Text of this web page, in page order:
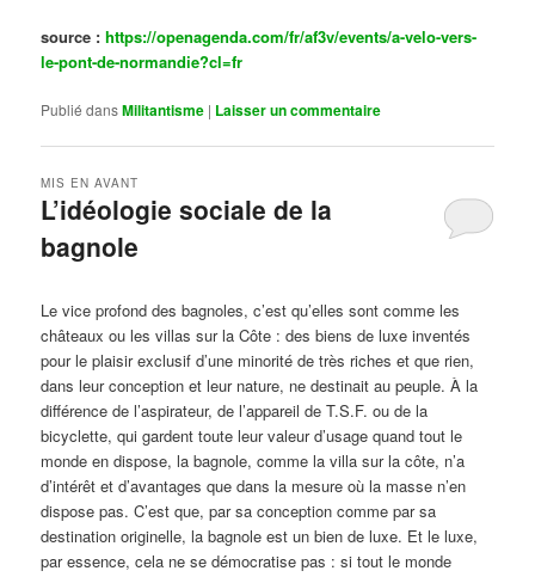
source :https://openagenda.com/fr/af3v/events/a-velo-vers-
le-pont-de-normandie?cl=fr
Publié dansMilitantisme | Laisser un commentaire
L’idéologie sociale de la
bagnole
MIS EN AVANT
Le vice profond des bagnoles, c’est qu’elles sont comme les
châteaux ou les villas sur la Côte : des biens de luxe inventés
pour le plaisir exclusif d’une minorité de très riches et que rien,
dans leur conception et leur nature, ne destinait au peuple. À la
différence de l’aspirateur, de l’appareil de T.S.F. ou de la
bicyclette, qui gardent toute leur valeur d’usage quand tout le
monde en dispose, la bagnole, comme la villa sur la côte, n’a
d’intérêt et d’avantages que dans la mesure où la masse n’en
dispose pas. C’est que, par sa conception comme par sa
destination originelle, la bagnole est un bien de luxe. Et le luxe,
par essence, cela ne se démocratise pas : si tout le monde